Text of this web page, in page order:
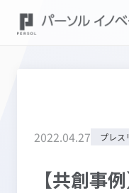
2022.04.27 プレス
【共創事